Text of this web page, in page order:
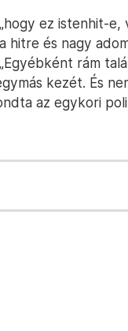
ez istenhit-e,
és nagy
rám
kezét. És
az egykori